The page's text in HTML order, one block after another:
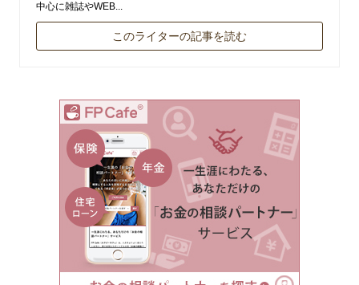
中心に雑誌やWEB...
このライターの記事を読む